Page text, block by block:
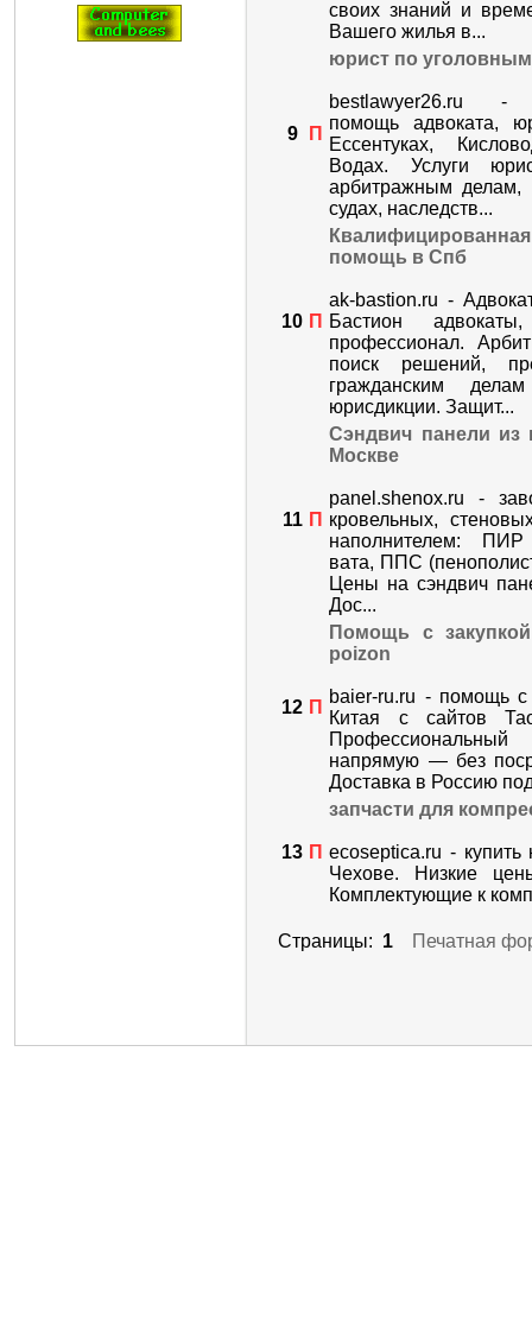
своих знаний и
Вашего жилья в...
9 П
юрист по
bestlawyer26.ru -
помощь адвоката,
Ессентуках,
Водах. Услуги
арбитражным делам,
судах, наследств...
10 П
помощь в Спб
ak-bastion.ru -
Бастион
профессионал.
поиск решений,
гражданским
юрисдикции. Защит...
11 П
Сэндвич панели из
Москве
panel.shenox.ru -
кровельных,
наполнителем:
вата, ППС
Цены на сэндвич
Дос...
12 П
Помощь с
poizon
baier-ru.ru - помощь с
Китая с сайтов
напрямую — без
Доставка в Россию
13 П
запчасти для
ecoseptica.ru -
Чехове. Низкие
Комплектующие к
Страницы: 1 Печатная